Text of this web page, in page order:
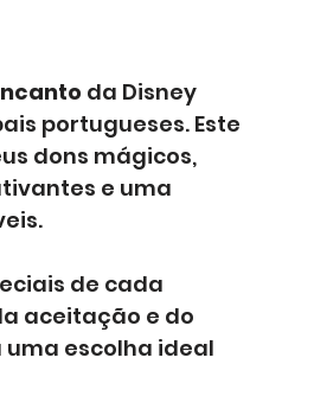
da Disney
portugueses. Este
dons mágicos,
e uma
de cada
aceitação e do
escolha ideal